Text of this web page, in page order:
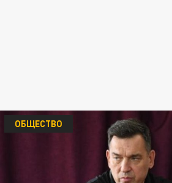
ОБЩЕСТВО